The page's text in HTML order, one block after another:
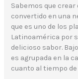
Sabemos que
convertido en una
que es uno de los
Latinoamérica por
delicioso sabor.
es agrupada en la
cuanto al tiempo